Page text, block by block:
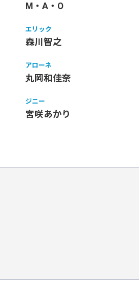
M・A・O
エリック
森川智之
アローネ
丸岡和佳奈
ジニー
宮咲あかり